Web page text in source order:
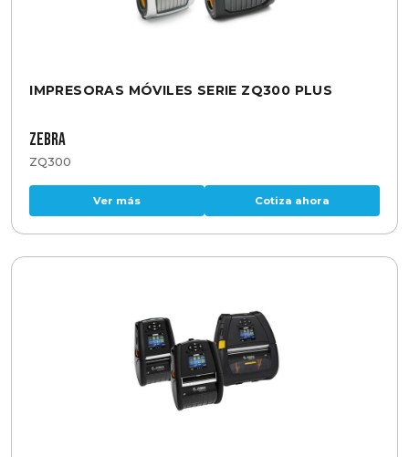
IMPRESORAS MÓVILES SERIE ZQ300 PLUS
Zebra
ZQ300
Ver más Cotiza ahora